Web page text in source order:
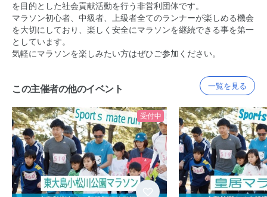
を目的とした社会貢献活動を行う非営利団体です。
マラソン初心者、中級者、上級者全てのランナーが楽しめる機会
を大切にしており、楽しく安全にマラソンを継続できる事を第一
としています。
気軽にマラソンを楽しみたい方はぜひご参加ください。
この主催者の他のイベント 一覧を見る
受付中